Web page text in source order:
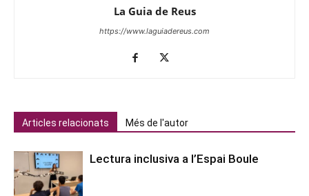
La Guia de Reus
https://www.laguiadereus.com
Articles relacionats Més de l'autor
Lectura inclusiva a l’Espai Boule